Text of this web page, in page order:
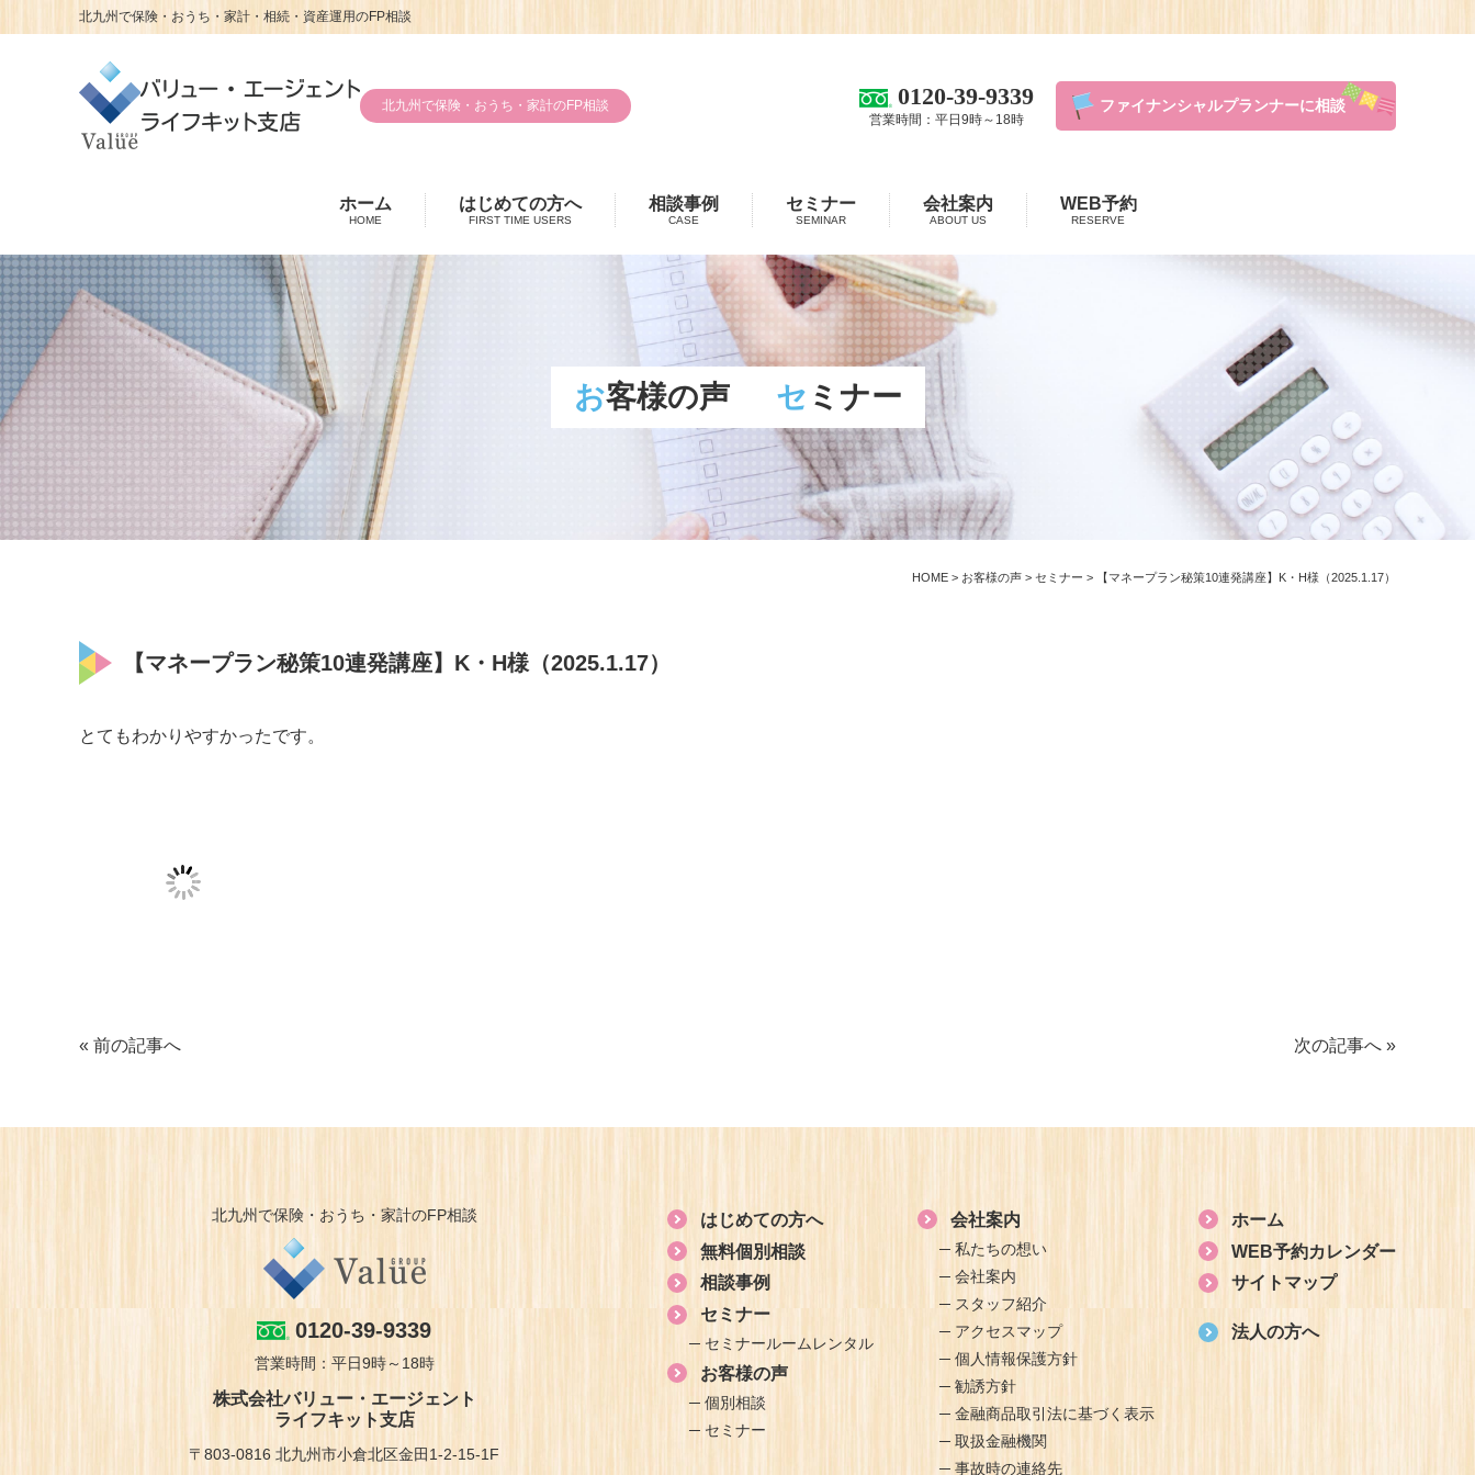
北九州で保険・おうち・家計・相続・資産運用のFP相談
北九州で保険・おうち・家計のFP相談 0120-39-9339
営業時間：平日9時～18時
ファイナンシャルプランナーに相談
ホーム
HOME
はじめての方へ
FIRST TIME USERS
相談事例
CASE
セミナー
SEMINAR
会社案内
ABOUT US
WEB予約
RESERVE
お客様の声 セミナー
HOME > お客様の声 > セミナー > 【マネープラン秘策10連発講座】K・H様（2025.1.17）
【マネープラン秘策10連発講座】K・H様（2025.1.17）
とてもわかりやすかったです。
« 前の記事へ 次の記事へ »
北九州で保険・おうち・家計のFP相談
0120-39-9339
営業時間：平日9時～18時
株式会社バリュー・エージェント
ライフキット支店
〒803-0816 北九州市小倉北区金田1-2-15-1F
はじめての方へ
無料個別相談
相談事例
セミナー
セミナールームレンタル
お客様の声
個別相談
セミナー
会社案内
私たちの想い
会社案内
スタッフ紹介
アクセスマップ
個人情報保護方針
勧誘方針
金融商品取引法に基づく表示
取扱金融機関
事故時の連絡先
ホーム
WEB予約カレンダー
サイトマップ
法人の方へ